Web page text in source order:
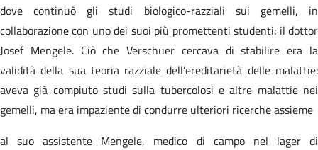
dove continuò gli studi biologico-razziali sui gemelli, in
collaborazione con uno dei suoi più promettenti studenti: il dottor
Josef Mengele. Ciò che Verschuer cercava di stabilire era la
validità della sua teoria razziale dell’ereditarietà delle malattie:
aveva già compiuto studi sulla tubercolosi e altre malattie nei
gemelli, ma era impaziente di condurre ulteriori ricerche assieme
al suo assistente Mengele, medico di campo nel lager di